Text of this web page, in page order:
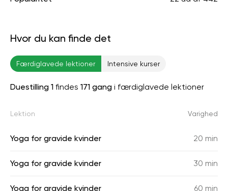
Hvor du kan finde det
Færdiglavede lektioner Intensive kurser
Duestilling 1 findes 171 gang i færdiglavede lektioner
Lektion Varighed
Yoga for gravide kvinder 20 min
Yoga for gravide kvinder 30 min
Yoga for gravide kvinder 60 min